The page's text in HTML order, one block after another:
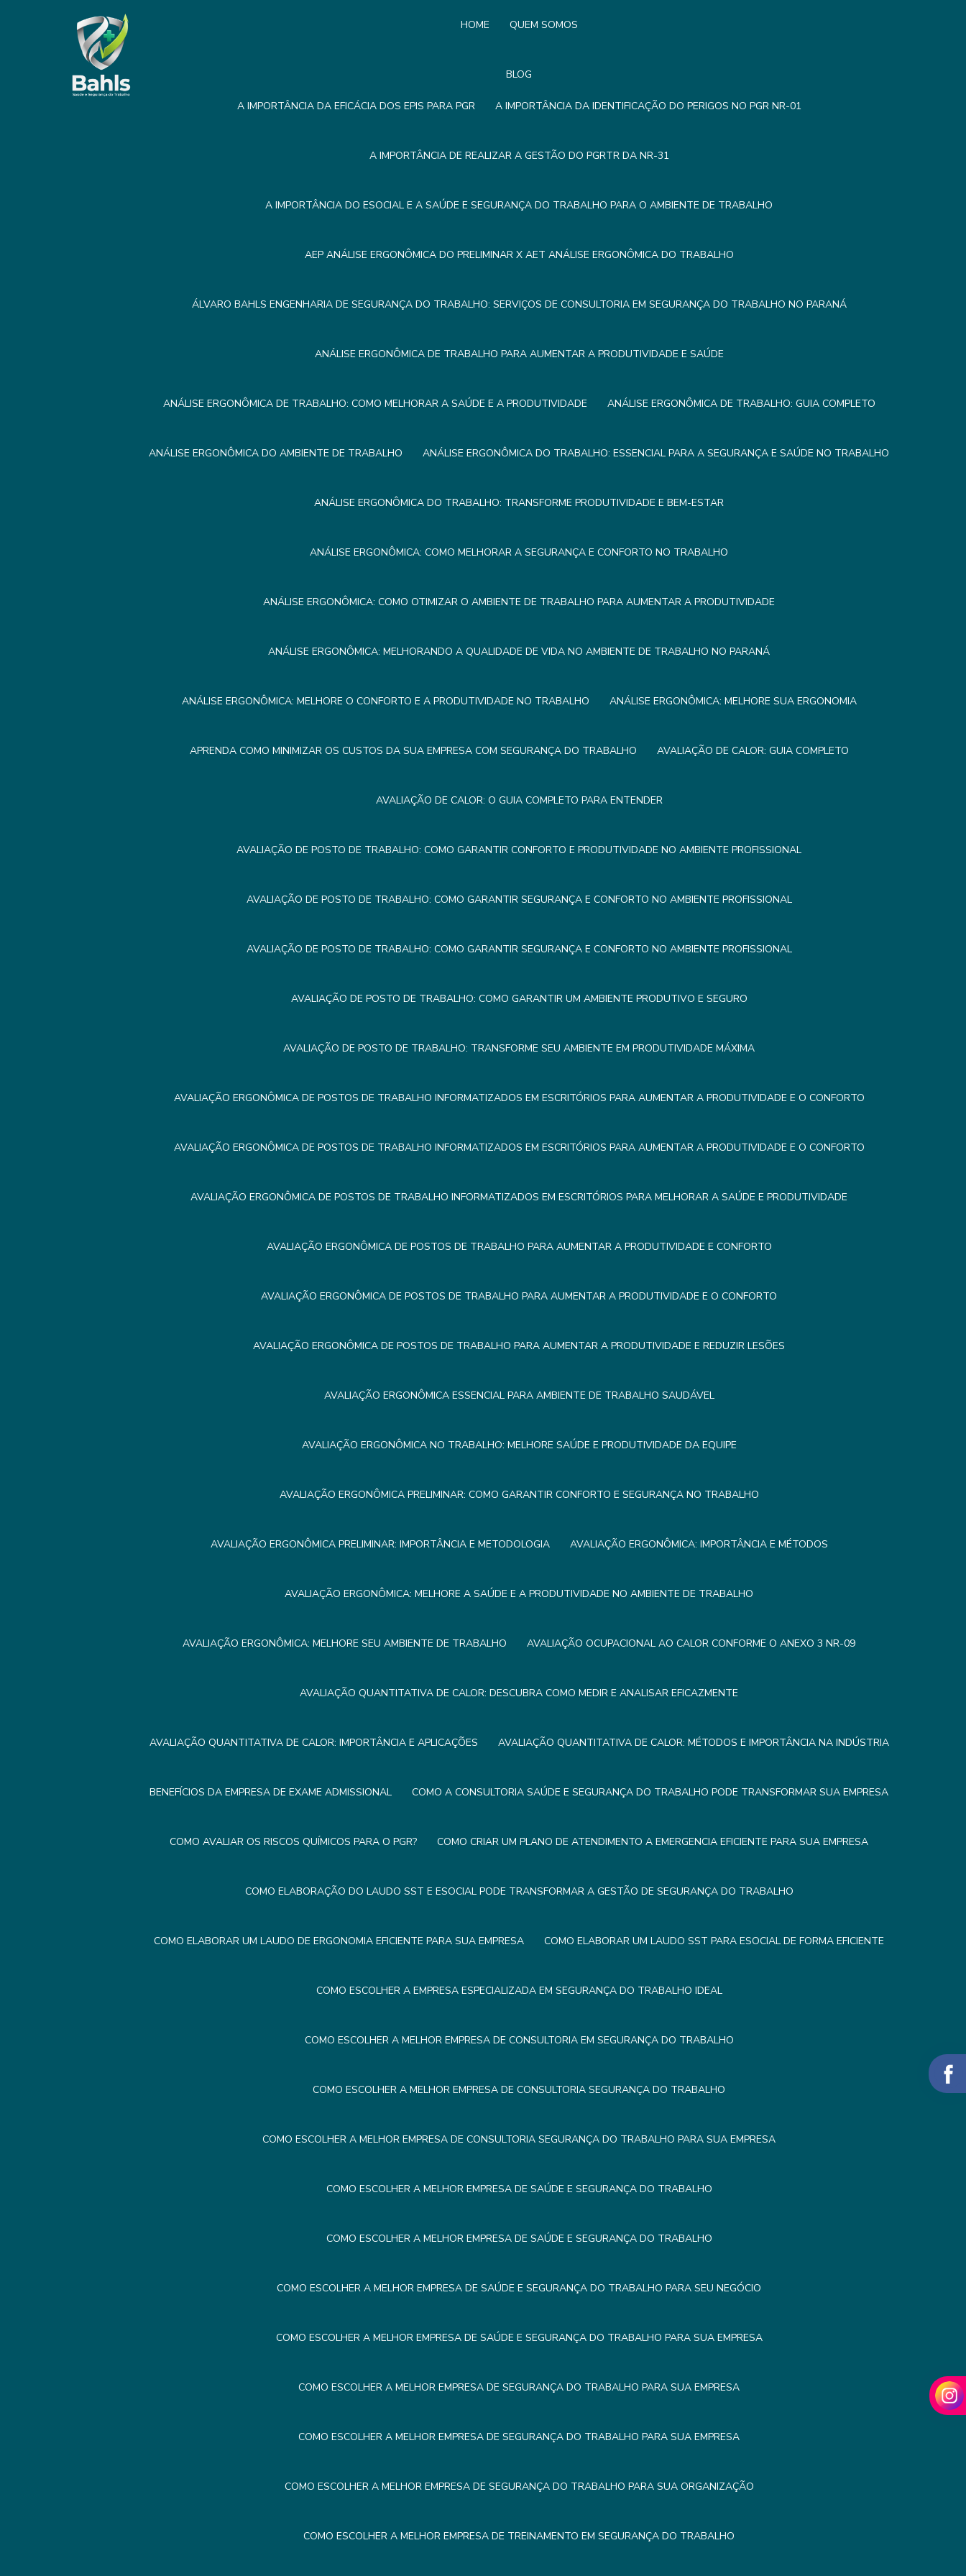
HOME QUEM SOMOS
BLOG
A IMPORTÂNCIA DA EFICÁCIA DOS EPIS PARA PGR A IMPORTÂNCIA DA IDENTIFICAÇÃO DO PERIGOS NO PGR NR-01
A IMPORTÂNCIA DE REALIZAR A GESTÃO DO PGRTR DA NR-31
A IMPORTÂNCIA DO ESOCIAL E A SAÚDE E SEGURANÇA DO TRABALHO PARA O AMBIENTE DE TRABALHO
AEP ANÁLISE ERGONÔMICA DO PRELIMINAR X AET ANÁLISE ERGONÔMICA DO TRABALHO
ÁLVARO BAHLS ENGENHARIA DE SEGURANÇA DO TRABALHO: SERVIÇOS DE CONSULTORIA EM SEGURANÇA DO TRABALHO NO PARANÁ
ANÁLISE ERGONÔMICA DE TRABALHO PARA AUMENTAR A PRODUTIVIDADE E SAÚDE
ANÁLISE ERGONÔMICA DE TRABALHO: COMO MELHORAR A SAÚDE E A PRODUTIVIDADE ANÁLISE ERGONÔMICA DE TRABALHO: GUIA COMPLETO
ANÁLISE ERGONÔMICA DO AMBIENTE DE TRABALHO ANÁLISE ERGONÔMICA DO TRABALHO: ESSENCIAL PARA A SEGURANÇA E SAÚDE NO TRABALHO
ANÁLISE ERGONÔMICA DO TRABALHO: TRANSFORME PRODUTIVIDADE E BEM-ESTAR
ANÁLISE ERGONÔMICA: COMO MELHORAR A SEGURANÇA E CONFORTO NO TRABALHO
ANÁLISE ERGONÔMICA: COMO OTIMIZAR O AMBIENTE DE TRABALHO PARA AUMENTAR A PRODUTIVIDADE
ANÁLISE ERGONÔMICA: MELHORANDO A QUALIDADE DE VIDA NO AMBIENTE DE TRABALHO NO PARANÁ
ANÁLISE ERGONÔMICA: MELHORE O CONFORTO E A PRODUTIVIDADE NO TRABALHO ANÁLISE ERGONÔMICA: MELHORE SUA ERGONOMIA
APRENDA COMO MINIMIZAR OS CUSTOS DA SUA EMPRESA COM SEGURANÇA DO TRABALHO AVALIAÇÃO DE CALOR: GUIA COMPLETO
AVALIAÇÃO DE CALOR: O GUIA COMPLETO PARA ENTENDER
AVALIAÇÃO DE POSTO DE TRABALHO: COMO GARANTIR CONFORTO E PRODUTIVIDADE NO AMBIENTE PROFISSIONAL
AVALIAÇÃO DE POSTO DE TRABALHO: COMO GARANTIR SEGURANÇA E CONFORTO NO AMBIENTE PROFISSIONAL
AVALIAÇÃO DE POSTO DE TRABALHO: COMO GARANTIR SEGURANÇA E CONFORTO NO AMBIENTE PROFISSIONAL
AVALIAÇÃO DE POSTO DE TRABALHO: COMO GARANTIR UM AMBIENTE PRODUTIVO E SEGURO
AVALIAÇÃO DE POSTO DE TRABALHO: TRANSFORME SEU AMBIENTE EM PRODUTIVIDADE MÁXIMA
AVALIAÇÃO ERGONÔMICA DE POSTOS DE TRABALHO INFORMATIZADOS EM ESCRITÓRIOS PARA AUMENTAR A PRODUTIVIDADE E O CONFORTO
AVALIAÇÃO ERGONÔMICA DE POSTOS DE TRABALHO INFORMATIZADOS EM ESCRITÓRIOS PARA AUMENTAR A PRODUTIVIDADE E O CONFORTO
AVALIAÇÃO ERGONÔMICA DE POSTOS DE TRABALHO INFORMATIZADOS EM ESCRITÓRIOS PARA MELHORAR A SAÚDE E PRODUTIVIDADE
AVALIAÇÃO ERGONÔMICA DE POSTOS DE TRABALHO PARA AUMENTAR A PRODUTIVIDADE E CONFORTO
AVALIAÇÃO ERGONÔMICA DE POSTOS DE TRABALHO PARA AUMENTAR A PRODUTIVIDADE E O CONFORTO
AVALIAÇÃO ERGONÔMICA DE POSTOS DE TRABALHO PARA AUMENTAR A PRODUTIVIDADE E REDUZIR LESÕES
AVALIAÇÃO ERGONÔMICA ESSENCIAL PARA AMBIENTE DE TRABALHO SAUDÁVEL
AVALIAÇÃO ERGONÔMICA NO TRABALHO: MELHORE SAÚDE E PRODUTIVIDADE DA EQUIPE
AVALIAÇÃO ERGONÔMICA PRELIMINAR: COMO GARANTIR CONFORTO E SEGURANÇA NO TRABALHO
AVALIAÇÃO ERGONÔMICA PRELIMINAR: IMPORTÂNCIA E METODOLOGIA AVALIAÇÃO ERGONÔMICA: IMPORTÂNCIA E MÉTODOS
AVALIAÇÃO ERGONÔMICA: MELHORE A SAÚDE E A PRODUTIVIDADE NO AMBIENTE DE TRABALHO
AVALIAÇÃO ERGONÔMICA: MELHORE SEU AMBIENTE DE TRABALHO AVALIAÇÃO OCUPACIONAL AO CALOR CONFORME O ANEXO 3 NR-09
AVALIAÇÃO QUANTITATIVA DE CALOR: DESCUBRA COMO MEDIR E ANALISAR EFICAZMENTE
AVALIAÇÃO QUANTITATIVA DE CALOR: IMPORTÂNCIA E APLICAÇÕES AVALIAÇÃO QUANTITATIVA DE CALOR: MÉTODOS E IMPORTÂNCIA NA INDÚSTRIA
BENEFÍCIOS DA EMPRESA DE EXAME ADMISSIONAL COMO A CONSULTORIA SAÚDE E SEGURANÇA DO TRABALHO PODE TRANSFORMAR SUA EMPRESA
COMO AVALIAR OS RISCOS QUÍMICOS PARA O PGR? COMO CRIAR UM PLANO DE ATENDIMENTO A EMERGENCIA EFICIENTE PARA SUA EMPRESA
COMO ELABORAÇÃO DO LAUDO SST E ESOCIAL PODE TRANSFORMAR A GESTÃO DE SEGURANÇA DO TRABALHO
COMO ELABORAR UM LAUDO DE ERGONOMIA EFICIENTE PARA SUA EMPRESA COMO ELABORAR UM LAUDO SST PARA ESOCIAL DE FORMA EFICIENTE
COMO ESCOLHER A EMPRESA ESPECIALIZADA EM SEGURANÇA DO TRABALHO IDEAL
COMO ESCOLHER A MELHOR EMPRESA DE CONSULTORIA EM SEGURANÇA DO TRABALHO
COMO ESCOLHER A MELHOR EMPRESA DE CONSULTORIA SEGURANÇA DO TRABALHO
COMO ESCOLHER A MELHOR EMPRESA DE CONSULTORIA SEGURANÇA DO TRABALHO PARA SUA EMPRESA
COMO ESCOLHER A MELHOR EMPRESA DE SAÚDE E SEGURANÇA DO TRABALHO
COMO ESCOLHER A MELHOR EMPRESA DE SAÚDE E SEGURANÇA DO TRABALHO
COMO ESCOLHER A MELHOR EMPRESA DE SAÚDE E SEGURANÇA DO TRABALHO PARA SEU NEGÓCIO
COMO ESCOLHER A MELHOR EMPRESA DE SAÚDE E SEGURANÇA DO TRABALHO PARA SUA EMPRESA
COMO ESCOLHER A MELHOR EMPRESA DE SEGURANÇA DO TRABALHO PARA SUA EMPRESA
COMO ESCOLHER A MELHOR EMPRESA DE SEGURANÇA DO TRABALHO PARA SUA EMPRESA
COMO ESCOLHER A MELHOR EMPRESA DE SEGURANÇA DO TRABALHO PARA SUA ORGANIZAÇÃO
COMO ESCOLHER A MELHOR EMPRESA DE TREINAMENTO EM SEGURANÇA DO TRABALHO